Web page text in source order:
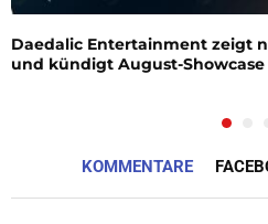
Daedalic Entertainment zeigt
und kündigt August-Showcase
KOMMENTARE